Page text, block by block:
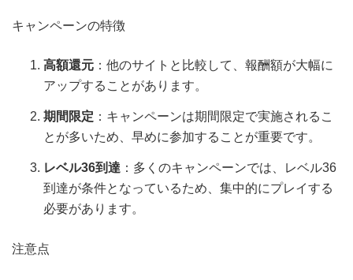
キャンペーンの特徴
高額還元 ：他のサイトと比較して、報酬額が大幅に
アップすることがあります。
期間限定 ：キャンペーンは期間限定で実施されるこ
とが多いため、早めに参加することが重要です。
レベル36到達 ：多くのキャンペーンでは、レベル36
到達が条件となっているため、集中的にプレイする
必要があります。
注意点